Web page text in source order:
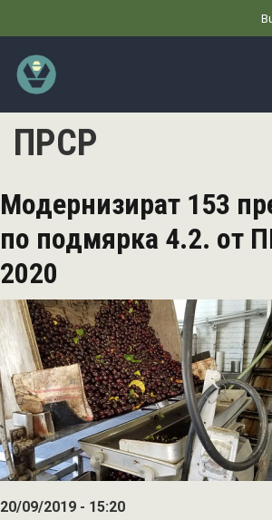
към
ПРСР
Модернизират 153
по подмярка 4.2. от
2020
20/09/2019 - 15:20